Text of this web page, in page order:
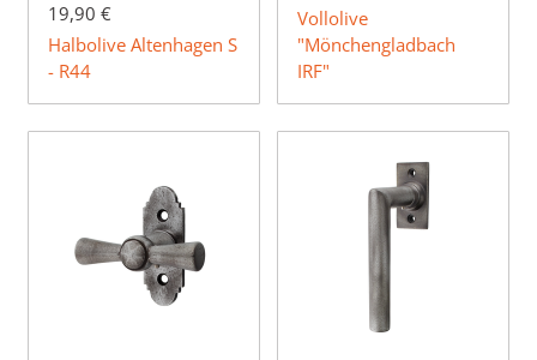
19,90 €
Halbolive Altenhagen S
- R44
Vollolive
"Mönchengladbach
IRF"